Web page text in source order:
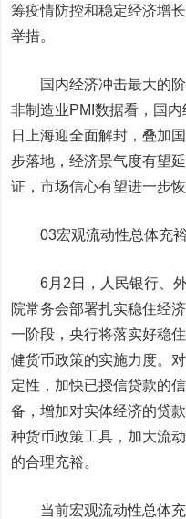
筹疫情防控和稳定经济增
举措。
国内经济冲击最大的阶
非制造业PMI数据看，国
日上海迎全面解封，叠加
步落地，经济景气度有望
证，市场信心有望进一步恢
03宏观流动性总体充
6月2日，人民银行、外
院常务会部署扎实稳住经
一阶段，央行将落实好稳
健货币政策的实施力度。
定性，加快已授信贷款的
备，增加对实体经济的贷
种货币政策工具，加大流
的合理充裕。
当前宏观流动性总体